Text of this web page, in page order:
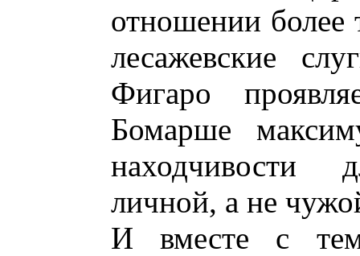
отношении более
лесажевские
Фигаро
Бомарше
находчивости
личной, а не
И вместе с